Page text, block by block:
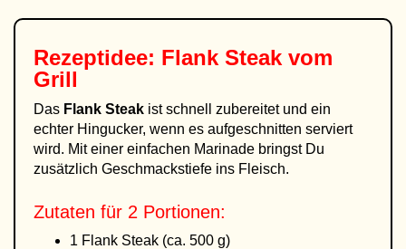
Rezeptidee: Flank Steak vom
Grill
Das Flank Steak ist schnell zubereitet und ein
echter Hingucker, wenn es aufgeschnitten serviert
wird. Mit einer einfachen Marinade bringst Du
zusätzlich Geschmackstiefe ins Fleisch.
Zutaten für 2 Portionen:
1 Flank Steak (ca. 500 g)